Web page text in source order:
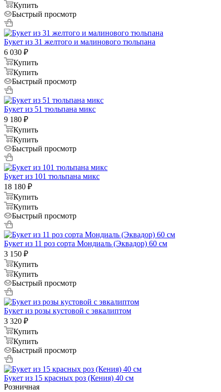
Купить
Быстрый просмотр
Букет из 31 желтого и малинового тюльпана
6 030 ₽
Купить
Купить
Быстрый просмотр
Букет из 51 тюльпана микс
9 180 ₽
Купить
Купить
Быстрый просмотр
Букет из 101 тюльпана микс
18 180 ₽
Купить
Купить
Быстрый просмотр
Букет из 11 роз сорта Мондиаль (Эквадор) 60 см
3 150 ₽
Купить
Купить
Быстрый просмотр
Букет из розы кустовой с эвкалиптом
3 320 ₽
Купить
Купить
Быстрый просмотр
Букет из 15 красных роз (Кения) 40 см
Розничная